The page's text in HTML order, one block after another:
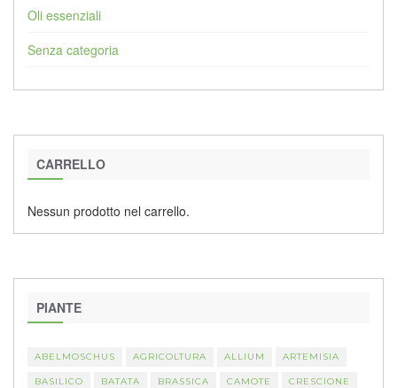
Oli essenziali
Senza categoria
CARRELLO
Nessun prodotto nel carrello.
PIANTE
ABELMOSCHUS AGRICOLTURA ALLIUM ARTEMISIA
BASILICO BATATA BRASSICA CAMOTE CRESCIONE